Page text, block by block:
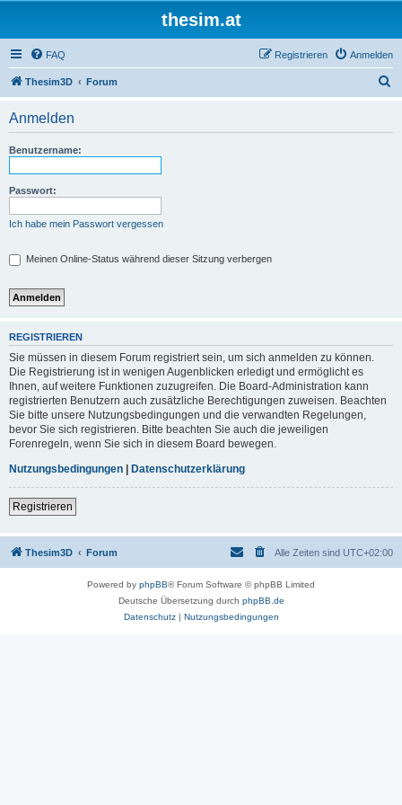
thesim.at
FAQ Anmelden
Registrieren
Thesim3D Forum
Anmelden
Benutzername:
Passwort:
Ich habe mein Passwort vergessen
Meinen Online-Status während dieser Sitzung verbergen
REGISTRIEREN
Sie müssen in diesem Forum registriert sein, um sich anmelden zu können.
Die Registrierung ist in wenigen Augenblicken erledigt und ermöglicht es
Ihnen, auf weitere Funktionen zuzugreifen. Die Board-Administration kann
registrierten Benutzern auch zusätzliche Berechtigungen zuweisen. Beachten
Sie bitte unsere Nutzungsbedingungen und die verwandten Regelungen,
bevor Sie sich registrieren. Bitte beachten Sie auch die jeweiligen
Forenregeln, wenn Sie sich in diesem Board bewegen.
Nutzungsbedingungen
Datenschutzerklärung
Registrieren
Thesim3D Forum Alle Zeiten sind UTC+02:00
Powered by phpBB® Forum Software © phpBB Limited
Deutsche Übersetzung durch phpBB.de
Datenschutz| Nutzungsbedingungen